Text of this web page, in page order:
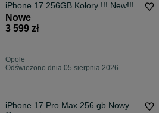
iPhone 17 256GB Kolory !!! New!!!
Nowe
3 599 zł
Opole
Odświeżono dnia 05 sierpnia 2026
iPhone 17 Pro Max 256 gb Nowy